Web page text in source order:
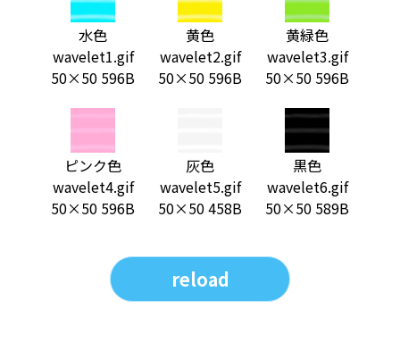
水色
wavelet1.gif
50×50 596B
黄色
wavelet2.gif
50×50 596B
黄緑色
wavelet3.gif
50×50 596B
ピンク色
wavelet4.gif
50×50 596B
灰色
wavelet5.gif
50×50 458B
黒色
wavelet6.gif
50×50 589B
reload